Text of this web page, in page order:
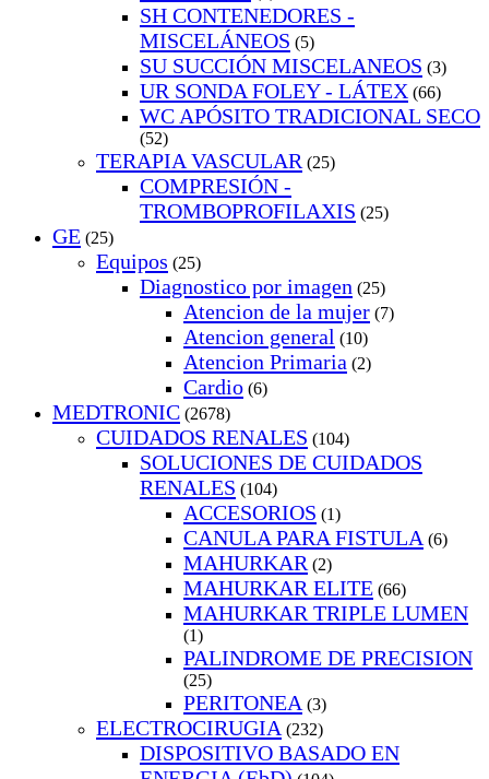
SH CONTENEDORES -
MISCELÁNEOS (5)
SU SUCCIÓN MISCELANEOS (3)
UR SONDA FOLEY - LÁTEX (66)
WC APÓSITO TRADICIONAL SECO
(52)
TERAPIA VASCULAR (25)
COMPRESIÓN -
TROMBOPROFILAXIS (25)
GE (25)
Equipos (25)
Diagnostico por imagen (25)
Atencion de la mujer (7)
Atencion general (10)
Atencion Primaria (2)
Cardio (6)
MEDTRONIC (2678)
CUIDADOS RENALES (104)
SOLUCIONES DE CUIDADOS
RENALES (104)
ACCESORIOS (1)
CANULA PARA FISTULA (6)
MAHURKAR (2)
MAHURKAR ELITE (66)
MAHURKAR TRIPLE LUMEN
(1)
PALINDROME DE PRECISION
(25)
PERITONEA (3)
ELECTROCIRUGIA (232)
DISPOSITIVO BASADO EN